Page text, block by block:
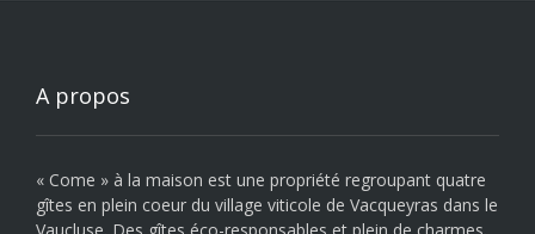
A propos
« Come » à la maison est une propriété regroupant quatre
gîtes en plein coeur du village viticole de Vacqueyras dans le